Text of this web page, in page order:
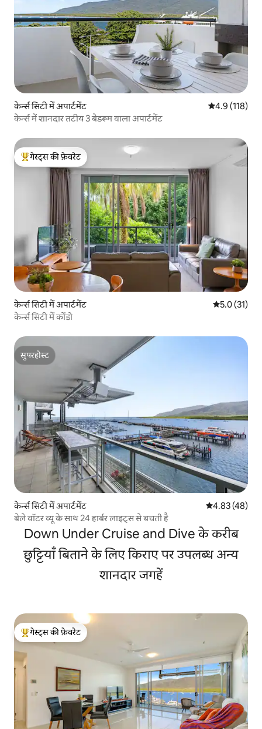
केर्न्स सिटी में अपार्टमेंट औसत रेटिंग 5 में
4.9 (118)
केर्न्स में शानदार तटीय 3 बेडरूम वाला अपार्टमेंट
गेस्ट्स का टॉप फ़ेवरेट
गेस्ट्स की फ़ेवरेट
केर्न्स सिटी में अपार्टमेंट औसत रेटिंग 5
5.0 (31)
केर्न्स सिटी में कोंडो
सुपरहोस्ट
सुपरहोस्ट
केर्न्स सिटी में अपार्टमेंट औसत रेटिंग 5 में
4.83 (48)
बेले वॉटर व्यू के साथ 24 हार्बर लाइट्स से बचती है
Down Under Cruise and Dive के करीब
छुट्टियाँ बिताने के लिए किराए पर उपलब्ध अन्य
शानदार जगहें
गेस्ट्स का टॉप फ़ेवरेट
गेस्ट्स की फ़ेवरेट